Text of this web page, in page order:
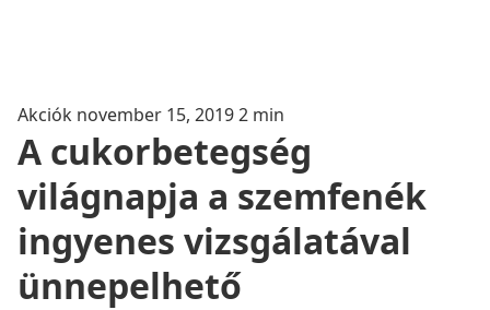
Akciók november 15, 20192 min
A cukorbetegség
világnapja a szemfenék
ingyenes vizsgálatával
ünnepelhető